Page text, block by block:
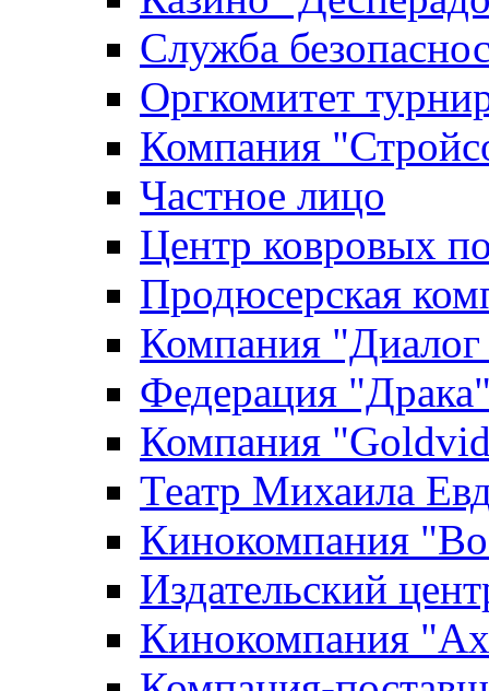
Служба
Оргкомитет
Компания
Частное лицо
Центр ковровых
Продюсерская
Компания
Федерация
Компания
Театр Михаила
Кинокомпания
Издательский
Кинокомпания